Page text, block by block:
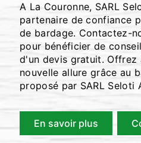
A La Couronne, SARL
partenaire de confiance
de bardage. Contactez-
pour bénéficier de
d'un devis gratuit. Offrez
nouvelle allure grâce au
proposé par SARL Seloti
En savoir plus